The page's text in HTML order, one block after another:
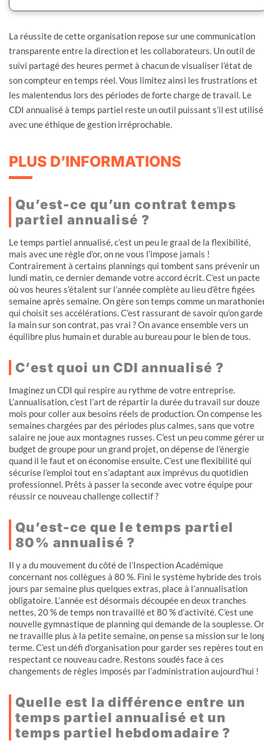
La réussite de cette organisation repose sur une communication
transparente entre la direction et les collaborateurs. Un outil de
suivi partagé des heures permet à chacun de visualiser l’état de
son compteur en temps réel. Vous limitez ainsi les frustrations et
les malentendus lors des périodes de forte charge de travail. Le
CDI annualisé à temps partiel reste un outil puissant s’il est utilisé
avec une éthique de gestion irréprochable.
PLUS D’INFORMATIONS
Qu’est-ce qu’un contrat temps
partiel annualisé ?
Le temps partiel annualisé, c’est un peu le graal de la flexibilité,
mais avec une règle d’or, on ne vous l’impose jamais !
Contrairement à certains plannings qui tombent sans prévenir un
lundi matin, ce dernier demande votre accord écrit. C’est un pacte
où vos heures s’étalent sur l’année complète au lieu d’être figées
semaine après semaine. On gère son temps comme un
qui choisit ses accélérations. C’est rassurant de savoir qu’on garde
la main sur son contrat, pas vrai ? On avance ensemble vers un
équilibre plus humain et durable au bureau pour le bien de tous.
C’est quoi un CDI annualisé ?
Imaginez un CDI qui respire au rythme de votre entreprise.
L’annualisation, c’est l’art de répartir la durée du travail sur douze
mois pour coller aux besoins réels de production. On compense les
semaines chargées par des périodes plus calmes, sans que votre
salaire ne joue aux montagnes russes. C’est un peu comme gérer
budget de groupe pour un grand projet, on dépense de l’énergie
quand il le faut et on économise ensuite. C’est une flexibilité qui
sécurise l’emploi tout en s’adaptant aux imprévus du quotidien
professionnel. Prêts à passer la seconde avec votre équipe pour
réussir ce nouveau challenge collectif ?
Qu’est-ce que le temps partiel
80% annualisé ?
Il y a du mouvement du côté de l’Inspection Académique
concernant nos collègues à 80 %. Fini le système hybride des trois
jours par semaine plus quelques extras, place à l’annualisation
obligatoire. L’année est désormais découpée en deux tranches
nettes, 20 % de temps non travaillé et 80 % d’activité. C’est une
nouvelle gymnastique de planning qui demande de la souplesse.
ne travaille plus à la petite semaine, on pense sa mission sur le
terme. C’est un défi d’organisation pour garder ses repères tout en
respectant ce nouveau cadre. Restons soudés face à ces
changements de règles imposés par l’administration aujourd’hui !
Quelle est la différence entre un
temps partiel annualisé et un
temps partiel hebdomadaire ?